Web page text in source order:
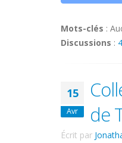
Mots-clés :
Discussions :
15
Avr
de
Écrit par